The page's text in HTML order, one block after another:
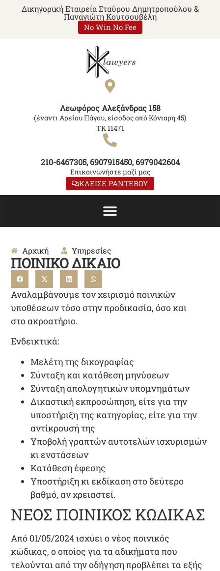
Δικηγορική Εταιρεία Σταύρου Δημητροπούλου &
Παναγιώτη Κουτσουβέλη
No Win No Fee
Λεωφόρος Αλεξάνδρας 158
(έναντι Αρείου Πάγου, είσοδος από Κόνιαρη 45)
ΤΚ 11471
210-6467305, 6907915450, 6979042604
Επικοινωνήστε μαζί μας
ΚΛΕΙΣΕ ΡΑΝΤΕΒΟΥ
Αρχική Υπηρεσίες
ΠΟΙΝΙΚΟ ΔΙΚΑΙΟ
Αναλαμβάνουμε τον χειρισμό ποινικών
υποθέσεων τόσο στηνπροδικασία, όσο και
στο ακροατήριο.
Ενδεικτικά:
Μελέτη της δικογραφίας
Σύνταξη και κατάθεσημηνύσεων
Σύνταξη απολογητικών υπομνημάτων
Δικαστική εκπροσώπηση, είτε για την
υποστήριξη της κατηγορίας, είτε για την
αντίκρουσή της
Υποβολήγραπτών αυτοτελών ισχυρισμών
κι ενστάσεων
Κατάθεση έφεσης
Υποστήριξη κι εκδίκαση στοδεύτερο
βαθμό, αν χρειαστεί.
ΝΕΟΣ ΠΟΙΝΙΚΟΣ ΚΩΔΙΚΑΣ
Από 01/05/2024ισχύει ονέος ποινικός
κώδικας, ο οποίος για τα αδικήματα που
τελούνται από την οδήγηση προβλέπει τα εξής